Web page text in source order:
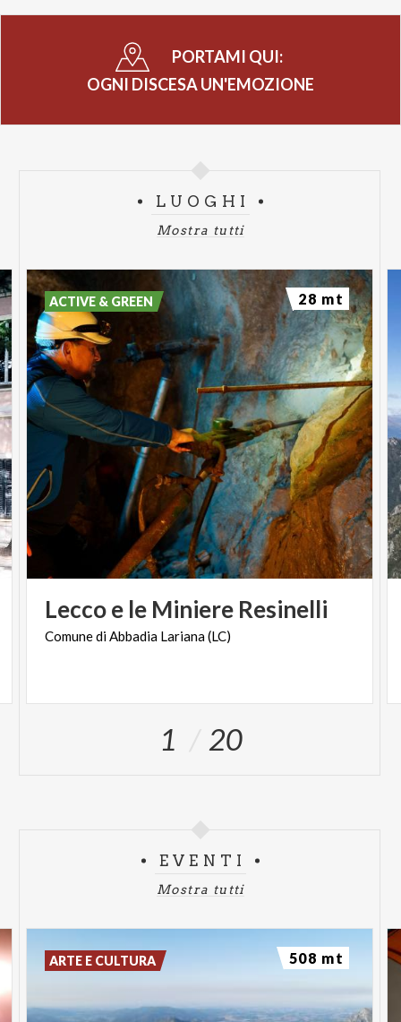
PORTAMI QUI:
OGNI DISCESA UN'EMOZIONE
LUOGHI
Mostra tutti
Leccoe le Miniere Resinelli
ComunediAbbadia Lariana(LC)
ACTIVE & GREEN 28 mt
1 20
EVENTI
Mostra tutti
ARTE E CULTURA 508 mt